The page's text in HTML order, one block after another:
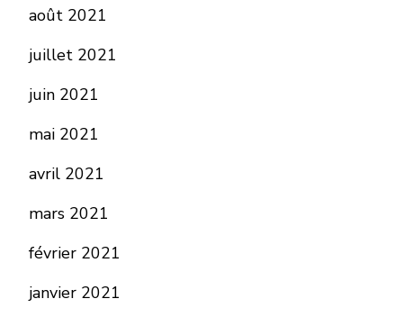
août 2021
juillet 2021
juin 2021
mai 2021
avril 2021
mars 2021
février 2021
janvier 2021